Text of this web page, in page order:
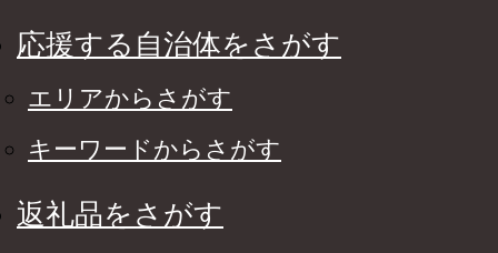
応援する自治体をさがす
エリアからさがす
キーワードからさがす
返礼品をさがす